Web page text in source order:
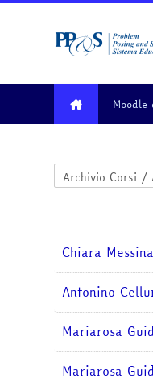
Moodle
Categorie di corso
Chiara
Antonino
Mariarosa
Mariarosa